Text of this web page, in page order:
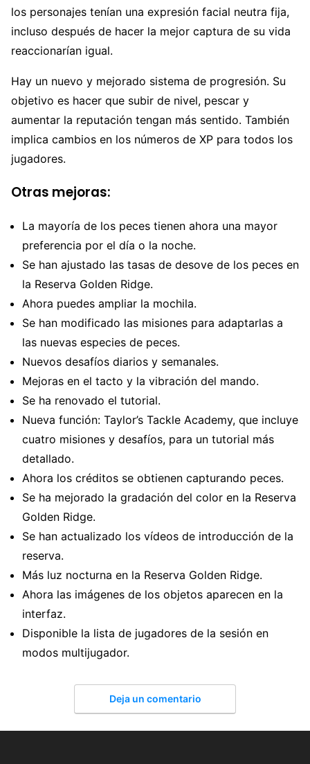
los personajes tenían una expresión facial neutra fija,
incluso después de hacer la mejor captura de su vida
reaccionarían igual.
Hay un nuevo y mejorado sistema de progresión. Su
objetivo es hacer que subir de nivel, pescar y
aumentar la reputación tengan más sentido. También
implica cambios en los números de XP para todos los
jugadores.
Otras mejoras:
La mayoría de los peces tienen ahora una mayor
preferencia por el día o la noche.
Se han ajustado las tasas de desove de los peces en
la Reserva Golden Ridge.
Ahora puedes ampliar la mochila.
Se han modificado las misiones para adaptarlas a
las nuevas especies de peces.
Nuevos desafíos diarios y semanales.
Mejoras en el tacto y la vibración del mando.
Se ha renovado el tutorial.
Nueva función: Taylor’s Tackle Academy, que incluye
cuatro misiones y desafíos, para un tutorial más
detallado.
Ahora los créditos se obtienen capturando peces.
Se ha mejorado la gradación del color en la Reserva
Golden Ridge.
Se han actualizado los vídeos de introducción de la
reserva.
Más luz nocturna en la Reserva Golden Ridge.
Ahora las imágenes de los objetos aparecen en la
interfaz.
Disponible la lista de jugadores de la sesión en
modos multijugador.
Deja un comentario